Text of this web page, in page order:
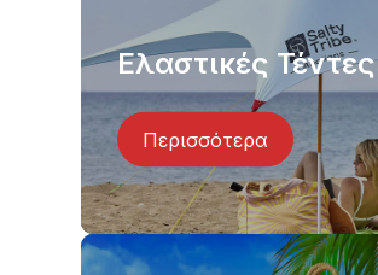
Ελαστικές Τέντες
Περισσότερα